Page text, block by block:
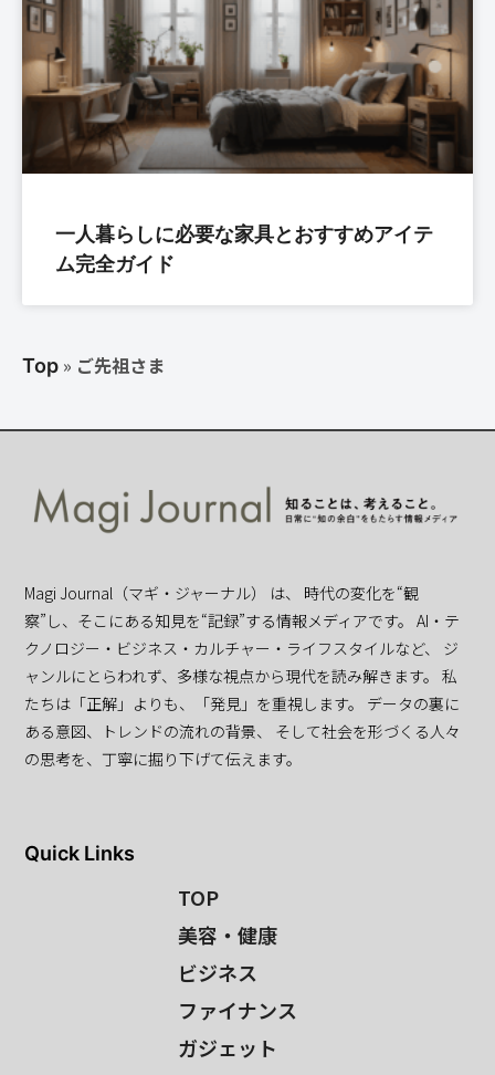
一人暮らしに必要な家具とおすすめアイテ
ム完全ガイド
Top » ご先祖さま
Magi Journal（マギ・ジャーナル） は、 時代の変化を“観
察”し、そこにある知見を“記録”する情報メディアです。 AI・テ
クノロジー・ビジネス・カルチャー・ライフスタイルなど、 ジ
ャンルにとらわれず、多様な視点から現代を読み解きます。 私
たちは「正解」よりも、「発見」を重視します。 データの裏に
ある意図、トレンドの流れの背景、 そして社会を形づくる人々
の思考を、丁寧に掘り下げて伝えます。
Quick Links
TOP
美容・健康
ビジネス
ファイナンス
ガジェット